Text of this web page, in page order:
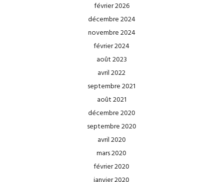
février 2026
décembre 2024
novembre 2024
février 2024
août 2023
avril 2022
septembre 2021
août 2021
décembre 2020
septembre 2020
avril 2020
mars 2020
février 2020